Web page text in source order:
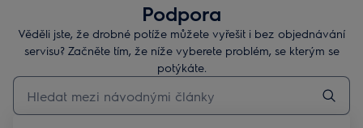
Podpora
Věděli jste, že drobné potíže můžete vyřešit i bez objednávání
servisu? Začněte tím, že níže vyberete problém, se kterým se
potýkáte.
Pro vyhledávání v článcích technické podpory začněte psát